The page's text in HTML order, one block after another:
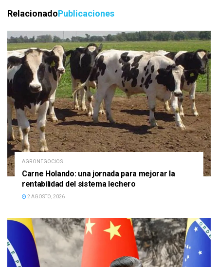
RelacionadoPublicaciones
AGRONEGOCIOS
Carne Holando: una jornada para mejorar la
rentabilidad del sistema lechero
2 AGOSTO, 2026